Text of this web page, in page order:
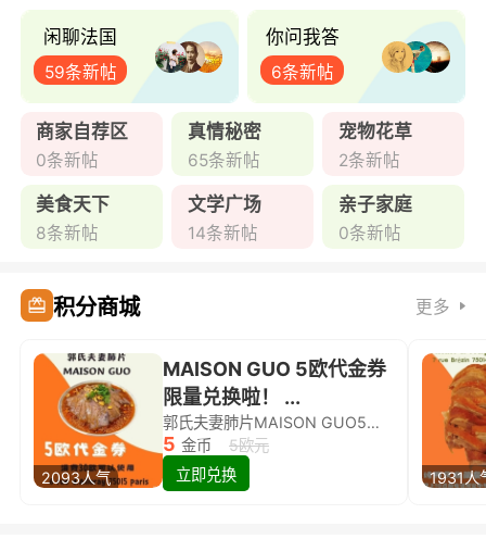
闲聊法国
59条新帖
你问我答
6条新帖
商家自荐区
0条新帖
真情秘密
65条新帖
宠物花草
2条新帖
美食天下
8条新帖
文学广场
14条新帖
亲子家庭
0条新帖
积分商城 更多
2093人气
MAISON GUO 5欧代金券
限量兑换啦！ ...
郭氏夫妻肺片MAISON GUO5欧代金券限量兑换啦！
5 金币
5欧元
立即兑换
1931人